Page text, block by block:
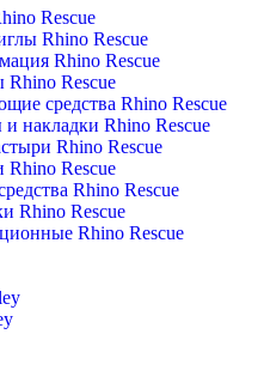
Rescue
Rhino Rescue
Rhino Rescue
Rescue
средства Rhino Rescue
накладки Rhino Rescue
Rhino Rescue
Rhino Rescue
Rhino Rescue
Rhino Rescue
Rhino Rescue